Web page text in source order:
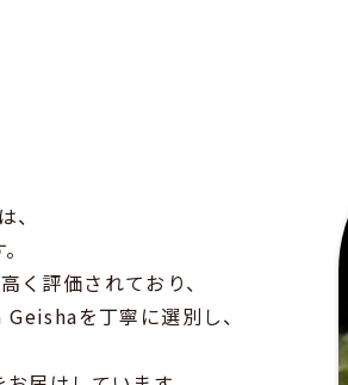
評価されており、
を丁寧に選別し、